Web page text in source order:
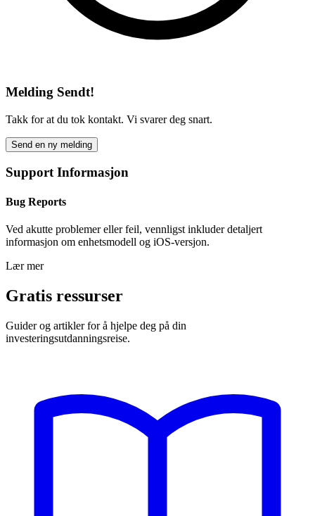
Melding Sendt!
Takk for at du tok kontakt. Vi svarer deg snart.
Send en ny melding
Support Informasjon
Bug Reports
Ved akutte problemer eller feil, vennligst inkluder detaljert
informasjon om enhetsmodell og iOS-versjon.
Lær mer
Gratis ressurser
Guider og artikler for å hjelpe deg på din
investeringsutdanningsreise.